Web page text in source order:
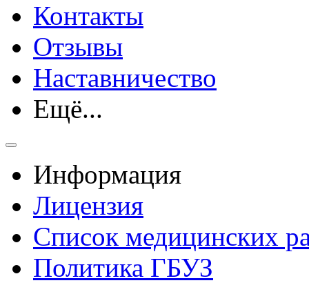
Контакты
Отзывы
Наставничество
Ещё...
Информация
Лицензия
Список медицинских
Политика ГБУЗ